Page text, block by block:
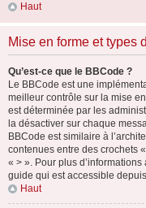
Haut
Mise en forme et types
Qu’est-ce que le BBCode ?
Le BBCode est une
meilleur contrôle sur la mise
est déterminée par les
la désactiver sur chaque
BBCode est similaire à
contenues entre des crochets
« > ». Pour plus
guide qui est accessible
Haut